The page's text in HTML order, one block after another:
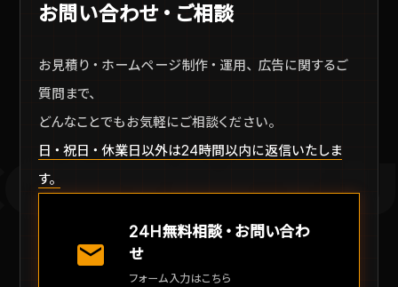
お問い合わせ・ご相談
お見積り・ホームページ制作・運用、広告に関するご
質問まで、
どんなことでもお気軽にご相談ください。
日・祝日・休業日以外は24時間以内に返信いたしま
す。
mail
24H無料相談・お問い合わ
せ
フォーム入力はこちら